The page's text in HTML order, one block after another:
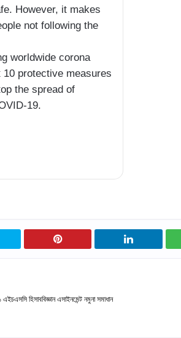
However, it makes
not following the
worldwide corona
protective measures
the spread of
19.
হিসাববিজ্ঞান এসাইনমেন্ট নমুনা সমাধান